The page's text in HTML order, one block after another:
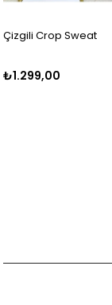
Çizgili Crop Sweat
₺1.299,00